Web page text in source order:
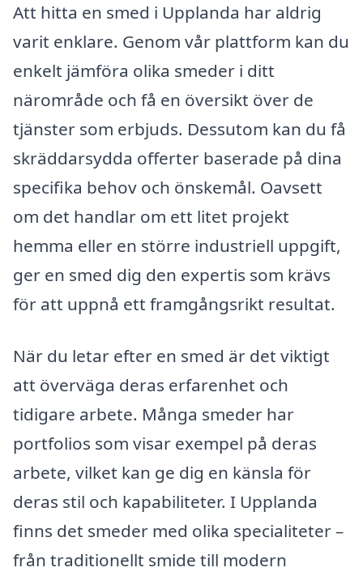
Att hitta en smed i Upplanda har aldrig
varit enklare. Genom vår plattform kan du
enkelt jämföra olika smeder i ditt
närområde och få en översikt över de
tjänster som erbjuds. Dessutom kan du få
skräddarsydda offerter baserade på dina
specifika behov och önskemål. Oavsett
om det handlar om ett litet projekt
hemma eller en större industriell uppgift,
ger en smed dig den expertis som krävs
för att uppnå ett framgångsrikt resultat.
När du letar efter en smed är det viktigt
att överväga deras erfarenhet och
tidigare arbete. Många smeder har
portfolios som visar exempel på deras
arbete, vilket kan ge dig en känsla för
deras stil och kapabiliteter. I Upplanda
finns det smeder med olika specialiteter –
från traditionellt smide till modern